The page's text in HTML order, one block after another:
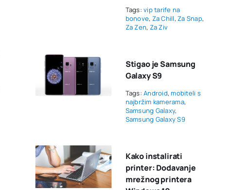
Tags:vip tarife na
bonove, Za Chill,Za Snap,
Za Zen, Za Ziv
Stigao je Samsung
Galaxy S9
Tags:Android,mobiteli s
najbržim kamerama,
Samsung Galaxy,
Samsung Galaxy S9
Kako instalirati
printer: Dodavanje
mrežnog printera